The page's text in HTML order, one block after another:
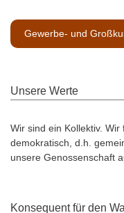
Gewerbe- und
Unsere Werte
Wir sind ein Kollektiv.
demokratisch, d.h.
unsere Genossenschaft
Konsequent für den